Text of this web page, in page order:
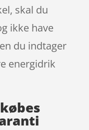
skal du
ikke have
du indtager
energidrik